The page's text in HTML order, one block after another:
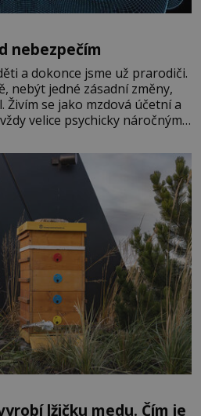
nebezpečím
a dokonce jsme už prarodiči.
nebýt jedné zásadní změny,
se jako mzdová účetní a
velice psychicky náročným
se hlídání týče. Dalo by se
lžičku medu. Čím je